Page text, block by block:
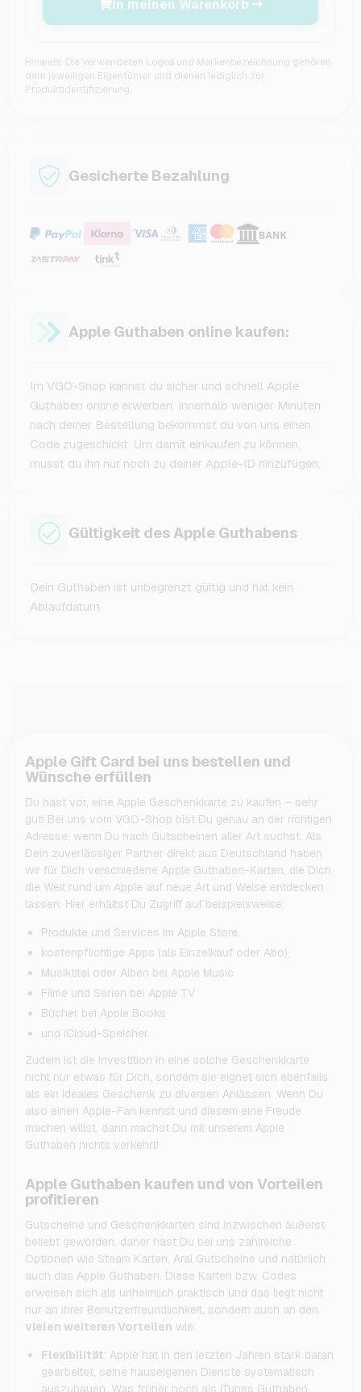
In meinen Warenkorb
Hinweis: Die verwendeten Logos und Markenbezeichnung gehören
dem jeweiligen Eigentümer und dienen lediglich zur
Produktidentifizierung.
Gesicherte Bezahlung
Apple Guthaben online kaufen:
Im VGO-Shop kannst du sicher und schnell Apple
Guthaben online erwerben. Innerhalb weniger Minuten
nach deiner Bestellung bekommst du von uns einen
Code zugeschickt. Um damit einkaufen zu können,
musst du ihn nur noch zu deiner Apple-ID hinzufügen.
Gültigkeit des Apple Guthabens
Dein Guthaben ist unbegrenzt gültig und hat kein
Ablaufdatum.
Apple Gift Card bei uns bestellen und
Wünsche erfüllen
Du hast vor, eine Apple Geschenkkarte zu kaufen – sehr
gut! Bei uns vom VGO-Shop bist Du genau an der richtigen
Adresse, wenn Du nach Gutscheinen aller Art suchst. Als
Dein zuverlässiger Partner direkt aus Deutschland haben
wir für Dich verschiedene Apple Guthaben-Karten, die Dich
die Welt rund um Apple auf neue Art und Weise entdecken
lassen. Hier erhältst Du Zugriff auf beispielsweise:
Produkte und Services im Apple Store,
kostenpflichtige Apps (als Einzelkauf oder Abo),
Musiktitel oder Alben bei Apple Music
Filme und Serien bei Apple TV
Bücher bei Apple Books
und iCloud-Speicher.
Zudem ist die Investition in eine solche Geschenkkarte
nicht nur etwas für Dich, sondern sie eignet sich ebenfalls
als ein ideales Geschenk zu diversen Anlässen. Wenn Du
also einen Apple-Fan kennst und diesem eine Freude
machen willst, dann machst Du mit unserem Apple
Guthaben nichts verkehrt!
Apple Guthaben kaufen und von Vorteilen
profitieren
Gutscheine und Geschenkkarten sind inzwischen äußerst
beliebt geworden, daher hast Du bei uns zahlreiche
Optionen wie Steam Karten, Aral Gutscheine und natürlich
auch das Apple Guthaben. Diese Karten bzw. Codes
erweisen sich als unheimlich praktisch und das liegt nicht
nur an ihrer Benutzerfreundlichkeit, sondern auch an den
vielen weiteren Vorteilen wie:
Flexibilität: Apple hat in den letzten Jahren stark daran
gearbeitet, seine hauseigenen Dienste systematisch
auszubauen. Was früher noch als iTunes Guthaben